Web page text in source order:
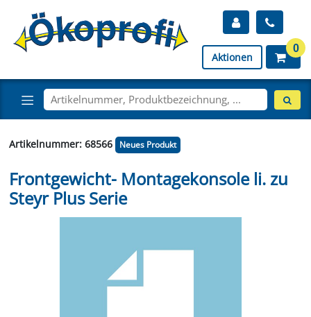
Aktionen
0
Artikelnummer: 68566 Neues Produkt
Frontgewicht- Montagekonsole li. zu
Steyr Plus Serie